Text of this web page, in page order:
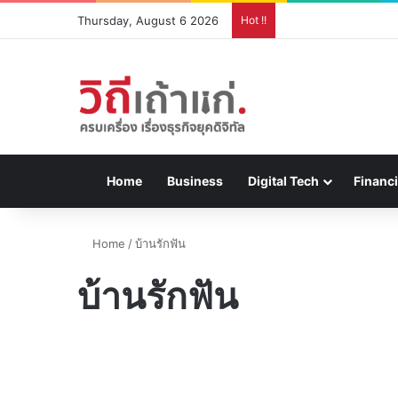
Thursday, August 6 2026 Hot !!
Home Business Digital Tech
Home /บ้านรักฟัน
บ้านรักฟัน